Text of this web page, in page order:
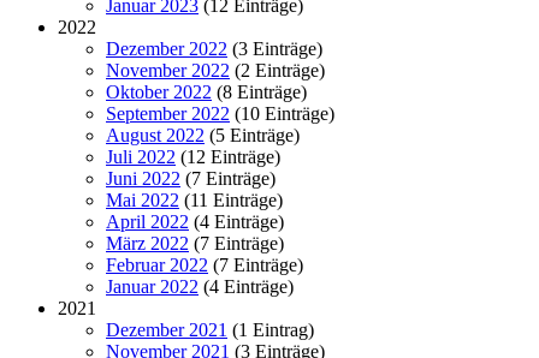
Januar 2023 (12 Einträge)
2022
Dezember 2022 (3 Einträge)
November 2022 (2 Einträge)
Oktober 2022 (8 Einträge)
September 2022 (10 Einträge)
August 2022 (5 Einträge)
Juli 2022 (12 Einträge)
Juni 2022 (7 Einträge)
Mai 2022 (11 Einträge)
April 2022 (4 Einträge)
März 2022 (7 Einträge)
Februar 2022 (7 Einträge)
Januar 2022 (4 Einträge)
2021
Dezember 2021 (1 Eintrag)
November 2021 (3 Einträge)